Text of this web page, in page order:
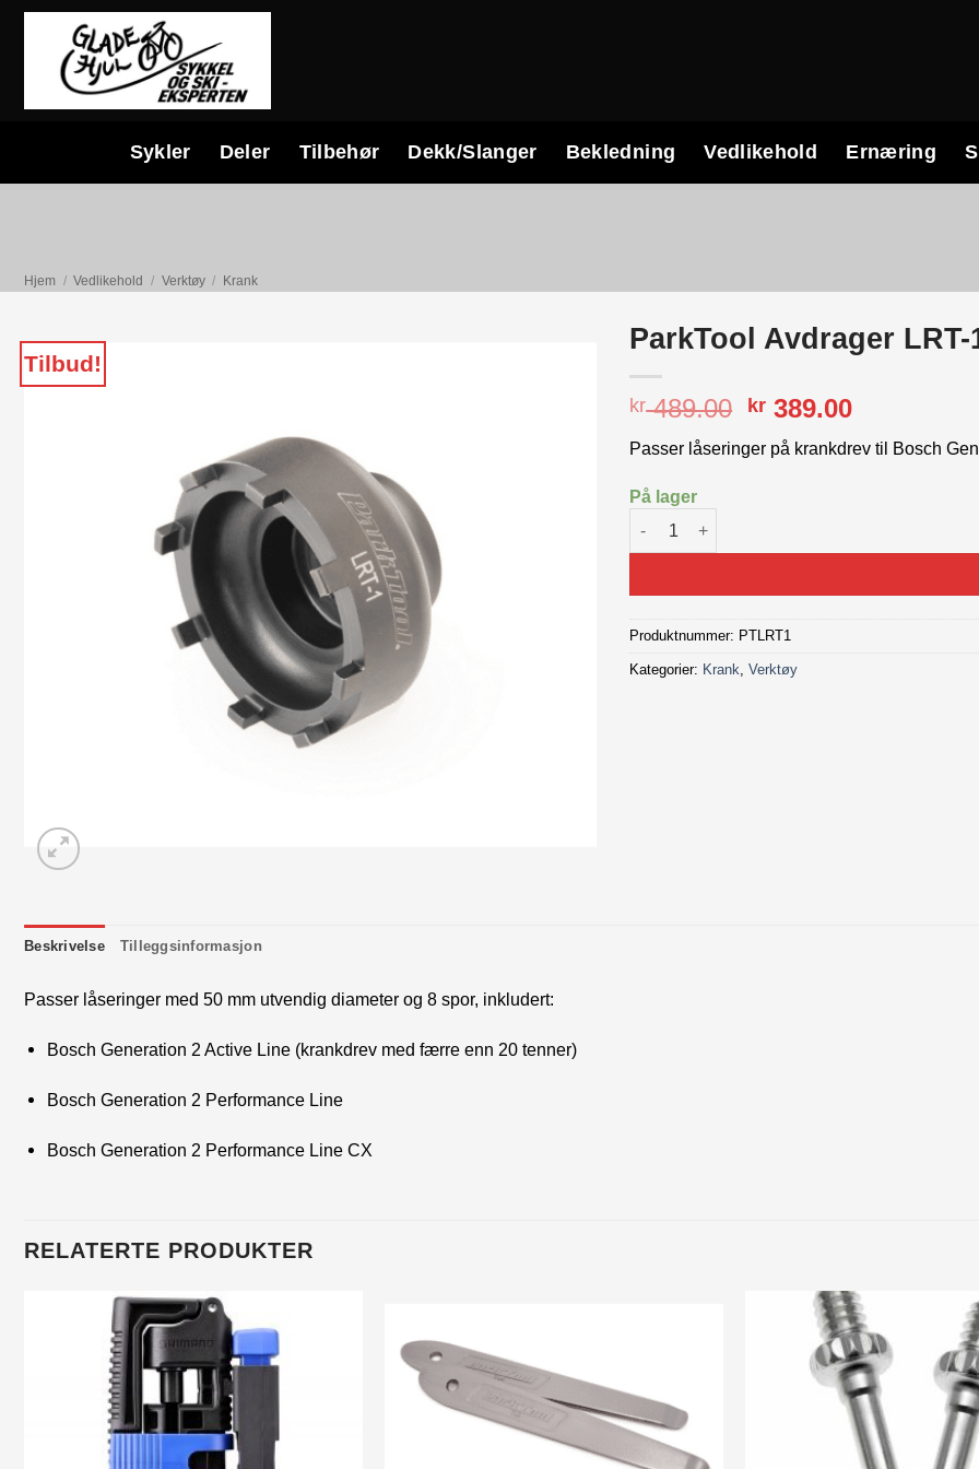
Skip
Sykler Deler Tilbehør Dekk/Slanger Bekledning Vedlikehold Ernæring
Hjem / Vedlikehold / Verktøy / Krank
Tilbud!
ParkTool Avdrager
kr489.00 Opprinnelig
pris
var:
kr 389.00
er:
Passer låseringer på krankdrev til Bosch
På lager
ParkTool Avdrager LRT-1 Bosch Gen 2 antall
Produktnummer: PTLRT1
Kategorier: Krank,Verktøy
Beskrivelse Tilleggsinformasjon
Passer låseringer med 50 mm utvendig diameter og 8 spor, inkludert:
Bosch Generation 2 Active Line (krankdrev med færre enn 20 tenner)
Bosch Generation 2 Performance Line
Bosch Generation 2 Performance Line CX
RELATERTE PRODUKTER